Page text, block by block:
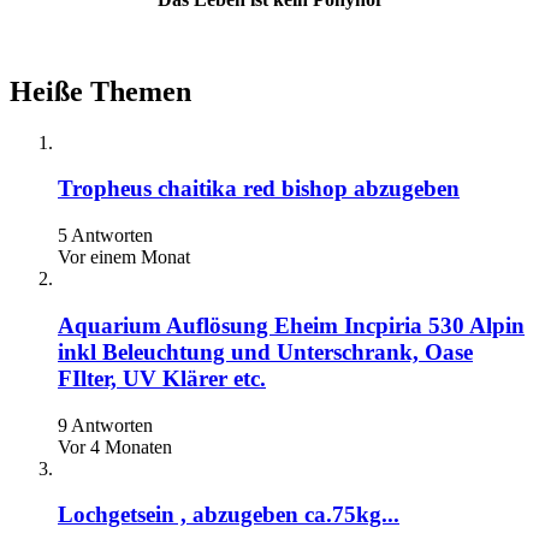
Heiße Themen
Tropheus chaitika red bishop abzugeben
5 Antworten
Vor einem Monat
Aquarium Auflösung Eheim Incpiria 530 Alpin
inkl Beleuchtung und Unterschrank, Oase
FIlter, UV Klärer etc.
9 Antworten
Vor 4 Monaten
Lochgetsein , abzugeben ca.75kg...